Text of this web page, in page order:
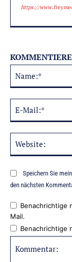
https://
Speichern Sie
den nächsten
Benachrichtige
Mail.
Benachrichtige